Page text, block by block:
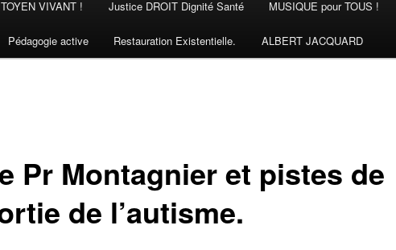
VIVANT ! Justice DROIT Dignité Santé MUSIQUE pour TOUS !
Pédagogie active Restauration Existentielle. ALBERT JACQUARD
Pr Montagnier et pistes de
de l’autisme.